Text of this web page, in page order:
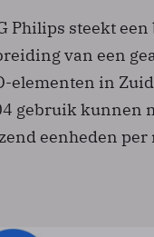
Philips steekt
van een
elementen in
gebruik kunnen
eenheden